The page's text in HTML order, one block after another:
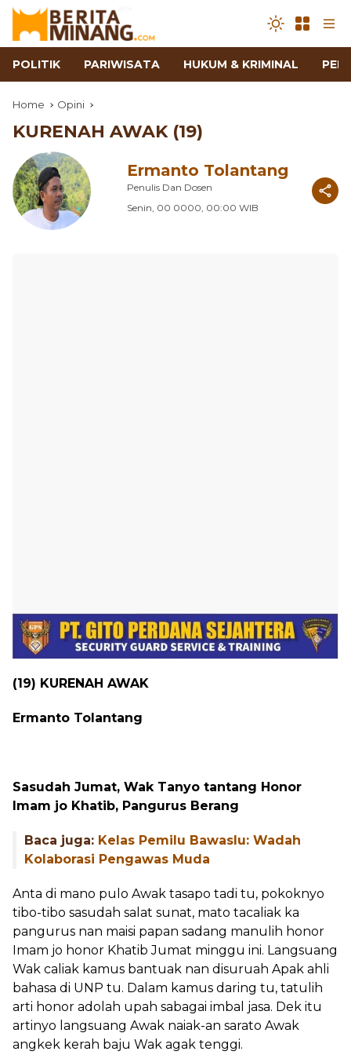
POLITIK PARIWISATA HUKUM & KRIMINAL
Home Opini
KURENAH AWAK (19)
Ermanto Tolantang
Penulis Dan Dosen
Senin, 00 0000, 00:00 WIB
(19) KURENAH AWAK
Ermanto Tolantang
Sasudah Jumat, Wak Tanyo tantang Honor
Imam jo Khatib, Pangurus Berang
Baca juga: Kelas Pemilu Bawaslu: Wadah
Kolaborasi Pengawas Muda
Anta di mano pulo Awak tasapo tadi tu, pokoknyo
tibo-tibo sasudah salat sunat, mato tacaliak ka
pangurus nan maisi papan sadang manulih honor
Imam jo honor Khatib Jumat minggu ini. Langsuang
Wak caliak kamus bantuak nan disuruah Apak ahli
bahasa di UNP tu. Dalam kamus daring tu, tatulih
arti honor adolah upah sabagai imbal jasa. Dek itu
artinyo langsuang Awak naiak-an sarato Awak
angkek kerah baju Wak agak tenggi.